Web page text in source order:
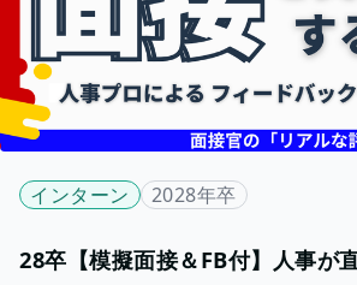
インターン 2028年卒
28卒【模擬面接＆FB付】人事が